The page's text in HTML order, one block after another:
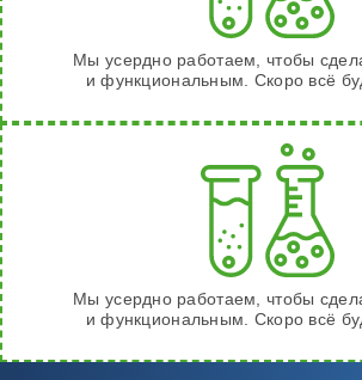
Мы усердно работаем, чтобы
и функциональным. Скоро всё
Мы усердно работаем, чтобы
и функциональным. Скоро всё